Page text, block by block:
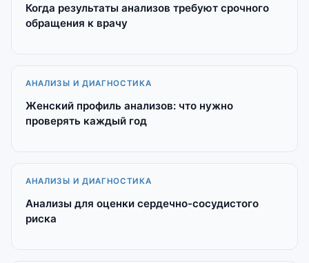
Когда результаты анализов требуют срочного
обращения к врачу
АНАЛИЗЫ И ДИАГНОСТИКА
Женский профиль анализов: что нужно
проверять каждый год
АНАЛИЗЫ И ДИАГНОСТИКА
Анализы для оценки сердечно-сосудистого
риска